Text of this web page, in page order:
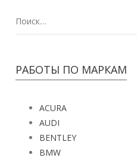
РАБОТЫ ПО МАРКАМ
ACURA
AUDI
BENTLEY
BMW